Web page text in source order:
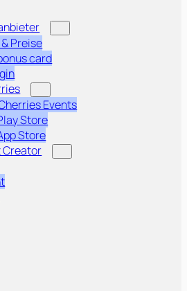
Preise
card
Events
Store
Store
Creator